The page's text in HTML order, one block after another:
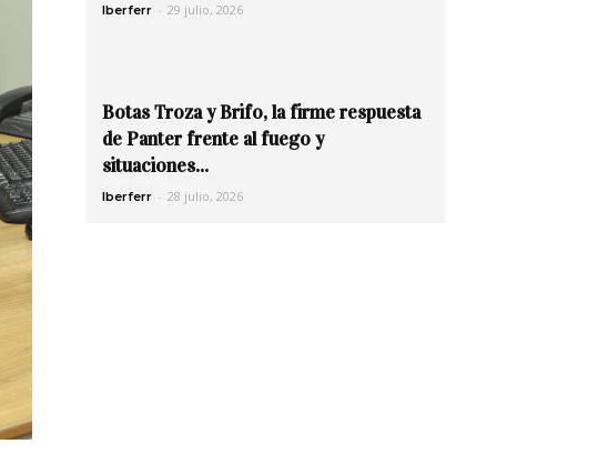
Iberferr - 29 julio, 2026
Botas Troza y Brifo, la firme respuesta
de Panter frente al fuego y
situaciones...
Iberferr - 28 julio, 2026